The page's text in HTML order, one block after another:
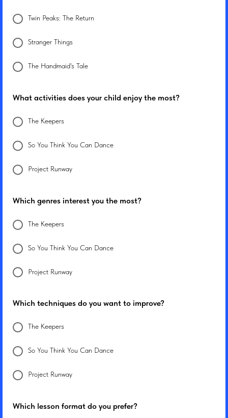
Twin Peaks: The Return
Stranger Things
The Handmaid's Tale
What activities does your child enjoy the most?
The Keepers
So You Think You Can Dance
Project Runway
Which genres interest you the most?
The Keepers
So You Think You Can Dance
Project Runway
Which techniques do you want to improve?
The Keepers
So You Think You Can Dance
Project Runway
Which lesson format do you prefer?